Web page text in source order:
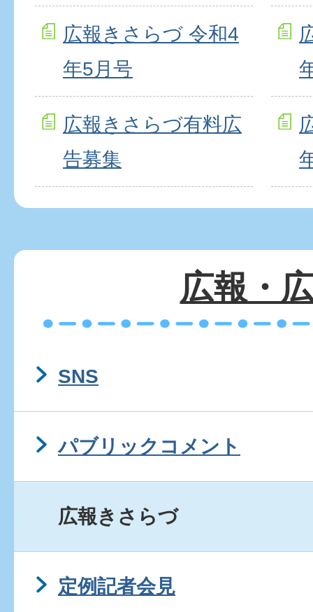
広報きさらづ 令和4
年5月号
広報きさらづ有料広
告募集
広報・
SNS
パブリックコメント
広報きさらづ
定例記者会見